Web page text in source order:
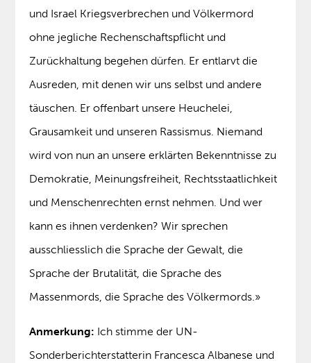
und Israel Kriegsverbrechen und Völkermord
ohne jegliche Rechenschaftspflicht und
Zurückhaltung begehen dürfen. Er entlarvt die
Ausreden, mit denen wir uns selbst und andere
täuschen. Er offenbart unsere Heuchelei,
Grausamkeit und unseren Rassismus. Niemand
wird von nun an unsere erklärten Bekenntnisse zu
Demokratie, Meinungsfreiheit, Rechtsstaatlichkeit
und Menschenrechten ernst nehmen. Und wer
kann es ihnen verdenken? Wir sprechen
ausschliesslich die Sprache der Gewalt, die
Sprache der Brutalität, die Sprache des
Massenmords, die Sprache des Völkermords.»
Anmerkung: Ich stimme der UN-
Sonderberichterstatterin Francesca Albanese und